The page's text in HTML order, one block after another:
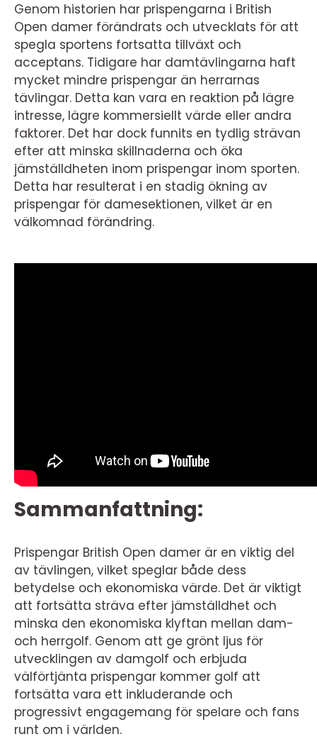
Genom historien har prispengarna i British
Open damer förändrats och utvecklats för att
spegla sportens fortsatta tillväxt och
acceptans. Tidigare har damtävlingarna haft
mycket mindre prispengar än herrarnas
tävlingar. Detta kan vara en reaktion på lägre
intresse, lägre kommersiellt värde eller andra
faktorer. Det har dock funnits en tydlig strävan
efter att minska skillnaderna och öka
jämställdheten inom prispengar inom sporten.
Detta har resulterat i en stadig ökning av
prispengar för damesektionen, vilket är en
välkomnad förändring.
Sammanfattning:
Prispengar British Open damer är en viktig del
av tävlingen, vilket speglar både dess
betydelse och ekonomiska värde. Det är viktigt
att fortsätta sträva efter jämställdhet och
minska den ekonomiska klyftan mellan dam-
och herrgolf. Genom att ge grönt ljus för
utvecklingen av damgolf och erbjuda
välförtjänta prispengar kommer golf att
fortsätta vara ett inkluderande och
progressivt engagemang för spelare och fans
runt om i världen.